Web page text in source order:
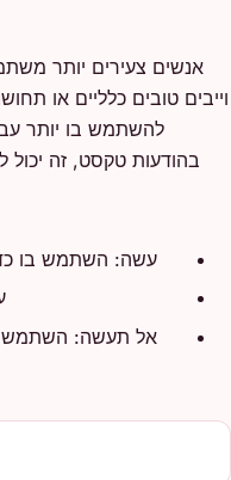
אנשים צעירים יותר
וייבים טובים כלליים או
להשתמש בו יותר
בהודעות טקסט, זה
עשה: השתמש בו
אל תעשה: השתמש